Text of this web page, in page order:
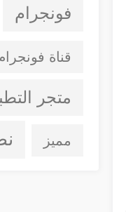
فونجرام
قناة
متجر
مميز